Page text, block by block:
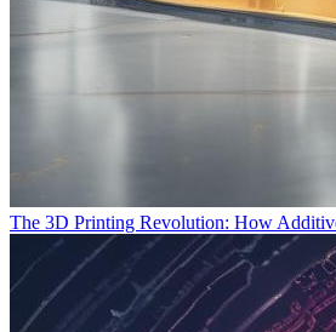
The 3D Printing Revolution: How